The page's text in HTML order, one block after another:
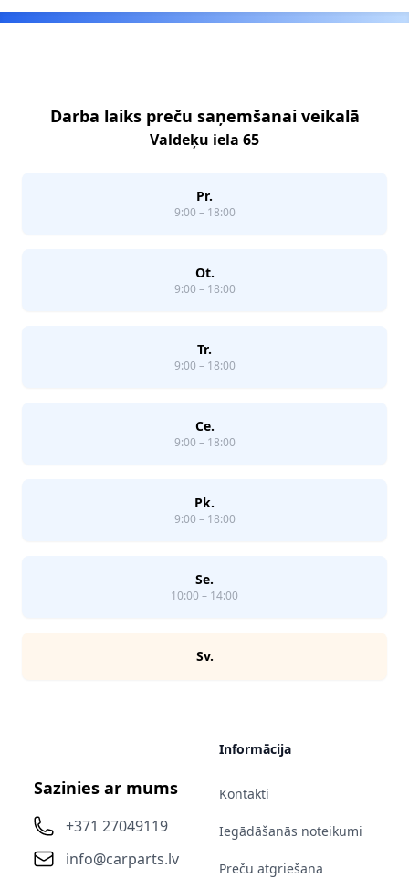
Darba laiks preču saņemšanai veikalā
Valdeķu iela 65
Pr.
9:00 – 18:00
Ot.
9:00 – 18:00
Tr.
9:00 – 18:00
Ce.
9:00 – 18:00
Pk.
9:00 – 18:00
Se.
10:00 – 14:00
Sv.
Sazinies ar mums
+371 27049119
info@carparts.lv
Informācija
Kontakti
Iegādāšanās noteikumi
Preču atgriešana